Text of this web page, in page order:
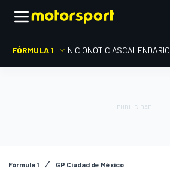
FÓRMULA 1 INICIONOTICIASCALENDARIO
Fórmula 1 GP Ciudad de México